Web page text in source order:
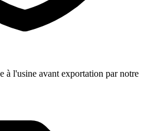
à l'usine avant exportation par notre